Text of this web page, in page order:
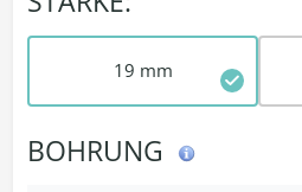
19 mm
BOHRUNG